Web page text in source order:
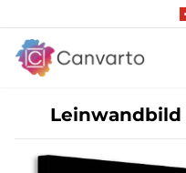
Leinwandbild